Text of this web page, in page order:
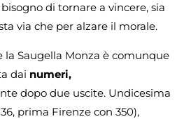
di tornare a vincere, sia
via che per alzare il morale.
la Saugella Monza è comunque
dai numeri,
dopo due uscite. Undicesima
prima Firenze con 350),